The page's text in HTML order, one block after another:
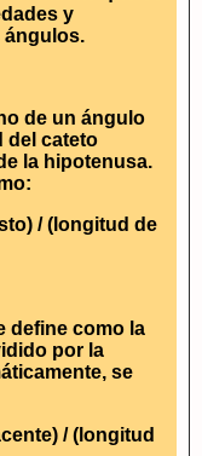
y
ángulos.
de un ángulo
del cateto
la hipotenusa.
/ (longitud de
define como la
por la
se
/ (longitud